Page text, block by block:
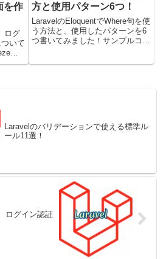
を作
ログ
いて
の
つい
てみ
方と使用パターン6つ！
LaravelのEloquentでWhere句を使
う方法と、使用したパターンを6
つ書いてみました！サンプルコー
Laravelのバリデーションで使える標準ル
ール11選！
ログイン認証